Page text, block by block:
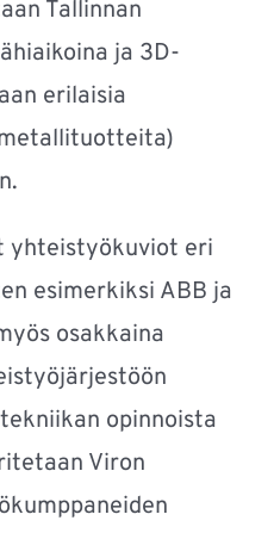
Tallinnan
ja 3D-
erilaisia
yhteistyökuviot eri
esimerkiksi ABB ja
osakkaina
opinnoista
Viron